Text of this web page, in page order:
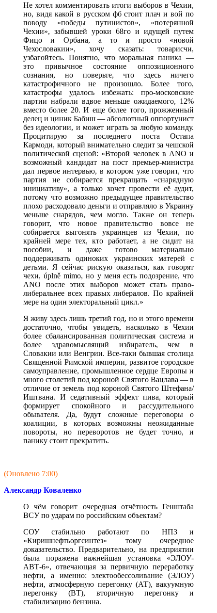
Не хотел комментировать итоги выборов в Чехии,
но, видя какой в русском фб стоит плач и вой по
поводу «победы путинистов», «потерянной
Чехии», забывшей уроки 68го и идущей путем
Фицо и Орбана, а то и просто «новой
Чехословакии», хочу сказать: товарисчи,
узбагойтесь. Понятно, что моральная паника —
это привычное состояние оппозиционного
сознания, но поверьте, что здесь ничего
катастрофичного не произошло. Более того,
катастрофы удалось избежать: про-московские
партии набрали вдвое меньше ожидаемого, 12%
вместо более 20. И еще более того, прожженный
делец и циник Бабиш — абсолютный оппортунист
без идеологии, и может играть за любую команду.
Процитирую за последнего поста Остапа
Кармоди, который внимательно следит за чешской
политической сценой: «Второй человек в ANO и
возможный кандидат на пост премьер-министра
дал первое интервью, в котором уже говорит, что
партия не собирается прекращать «снарядную
инициативу», а только хочет провести её аудит,
потому что возможно предыдущее правительство
плохо расходовало деньги и отправляло в Украину
меньше снарядов, чем могло. Также он теперь
говорит, что новое правительство вовсе не
собирается выгонять украинцев из Чехии, по
крайней мере тех, кто работает, а не сидит на
пособии, и даже готово материально
поддерживать одиноких украинских матерей с
детьми. Я сейчас рискую оказаться, как говорят
чехи, úplně mimo, но у меня есть подозрение, что
ANO после этих выборов может стать право-
либеральнее всех правых либералов. По крайней
мере на один электоральный цикл.»
Я живу здесь лишь третий год, но и этого времени
достаточно, чтобы увидеть, насколько в Чехии
более сбалансированная политическая система и
более здравомыслящий избиратель, чем в
Словакии или Венгрии. Все-таки бывшая столица
Священной Римской империи, развитое городское
самоуправление, промышленное сердце Европы и
много столетий под короной Святого Вацлава — в
отличие от земель под короной Святого Штефана/
Иштвана. И седативный эффект пива, который
формирует спокойного и рассудительного
обывателя. Да, будут сложные переговоры о
коалиции, в которых возможны неожиданные
повороты, но переворотов не будет точно, и
панику стоит прекратить.
(Оновлено 7:00)
Александр Коваленко
О чём говорит очередная отчётность Генштаба
ВСУ по ударам по российским объектам?
СОУ стабильно работают по НПЗ и
«Киришнефтьоргсинтез» тому очередное
доказательство. Предварительно, на предприятии
была поражена важнейшая установка «ЭЛОУ-
АВТ-6», отвечающая за первичную переработку
нефти, а именно: электообессоливание (ЭЛОУ)
нефти, атмосферную перегонку (АТ), вакуумную
перегонку (ВТ), вторичную перегонку и
стабилизацию бензина.